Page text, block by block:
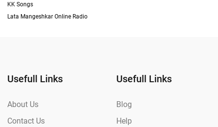
KK Songs
Lata Mangeshkar Online Radio
Usefull Links
About Us
Contact Us
Usefull Links
Blog
Help